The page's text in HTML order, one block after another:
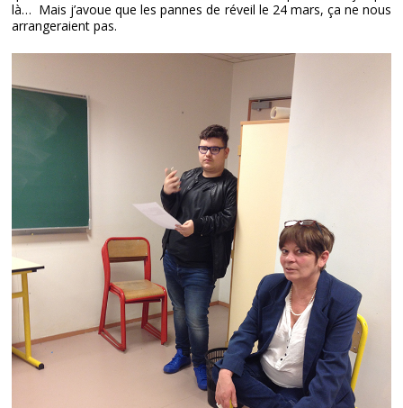
là… Mais j’avoue que les pannes de réveil le 24 mars, ça ne nous
arrangeraient pas.